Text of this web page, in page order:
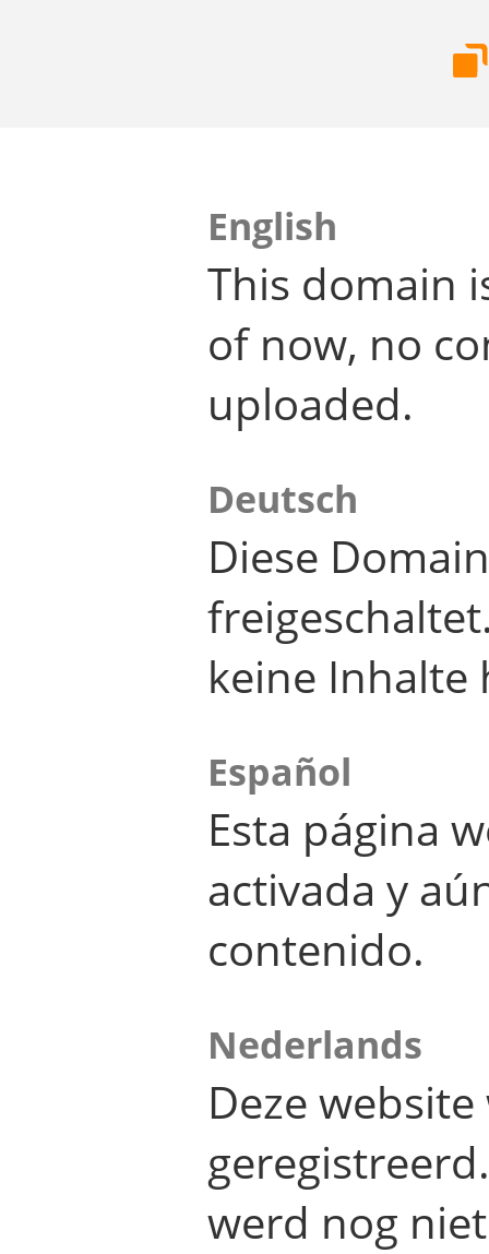
English
This domain
of now, no
uploaded.
Deutsch
Diese
keine Inhalte
Español
Esta página
activada y
contenido.
Nederlands
Deze
werd nog